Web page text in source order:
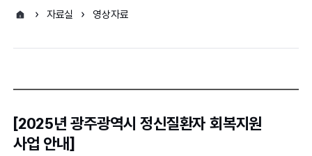
자료실 영상자료
[2025년 광주광역시 정신질환자 회복지원
사업 안내]